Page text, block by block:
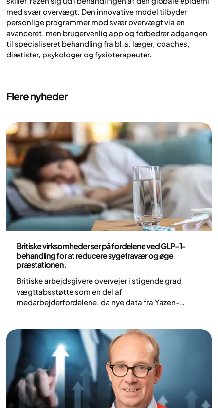
med svær overvægt. Den innovative model tilbyder
personlige programmer mod svær overvægt via en
avanceret, men brugervenlig app og forbedrer adgangen
til specialiseret behandling fra bl.a. læger, coaches,
diætister, psykologer og fysioterapeuter.
Flere nyheder
Britiske virksomheder ser på fordelene ved GLP-1-
behandling for at reducere sygefravær og øge
præstationen.
Britiske arbejdsgivere overvejer i stigende grad
vægttabsstøtte som en del af
medarbejderfordelene, da nye data fra Yazen-